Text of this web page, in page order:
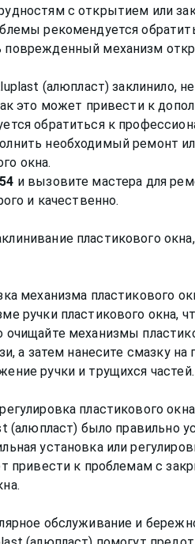
с открытием или
рекомендуется
механизм
(алюпласт) заклинило,
это может привести к
обратиться к
необходимый ремонт
окна.
и вызовите мастера для
и качественно.
пластикового
механизма пластикового
ручки пластикового окна,
очищайте механизмы
а затем нанесите смазку
ручки и трущихся частей.
пластикового
(алюпласт) было правильно
установка или
привести к проблемам с
обслуживание и